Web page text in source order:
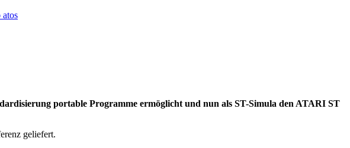
atos
portable Programme ermöglicht und nun als ST-Simula den ATARI ST
geliefert.